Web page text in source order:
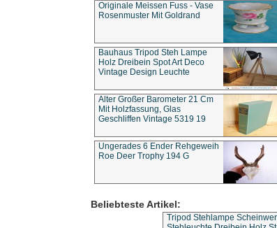
Originale Meissen Fuss - Vase
Rosenmuster Mit Goldrand
Bauhaus Tripod Steh Lampe
Holz Dreibein Spot Art Deco
Vintage Design Leuchte
Alter Großer Barometer 21 Cm
Mit Holzfassung, Glas
Geschliffen Vintage 5319 19
Ungerades 6 Ender Rehgeweih
Roe Deer Trophy 194 G
Beliebteste Artikel:
Tripod Stehlampe